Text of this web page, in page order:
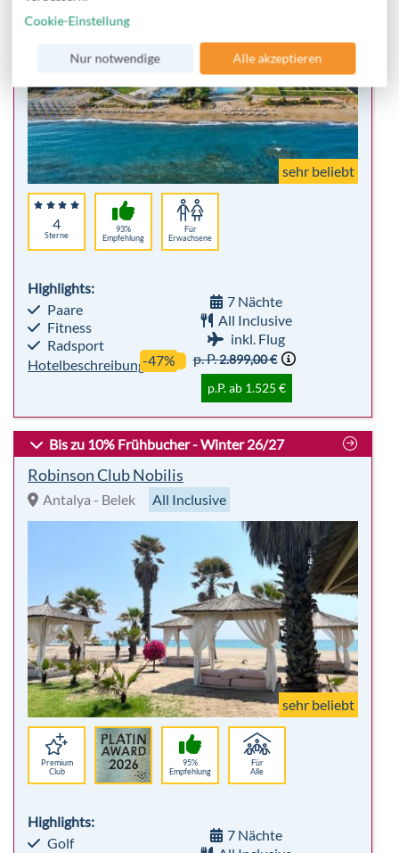
Sterne
93%
Empfehlung
Für
Erwachsene
Highlights:
Paare
Fitness
Radsport
Hotelbeschreibung
7 Nächte
All Inclusive
p. P.
p.P. ab 1.525 €
Bis zu 10% Frühbucher - Winter 26/27
Robinson Club Nobilis
Antalya - Belek All Inclusive
sehr beliebt
Premium
Club
95%
Empfehlung
Für
Alle
Highlights:
Golf
Kulinarik
Wellness
Hotelbeschreibung
7 Nächte
All Inclusive
inkl. Flug
-26%
p. P.
2.081,00 €
p.P. ab 1.530 €
20 % Frühbucher - Sommer 27
Cookie-Einstellung
Nur notwendige Alle akzeptieren